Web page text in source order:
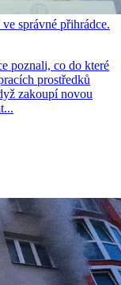
správné přihrádce.
poznali, co do které
prostředků
zakoupí novou